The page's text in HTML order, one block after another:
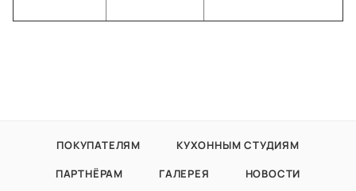
ПОКУПАТЕЛЯМ
КУХОННЫМ СТУДИЯМ
ПАРТНЁРАМ
ГАЛЕРЕЯ
НОВОСТИ